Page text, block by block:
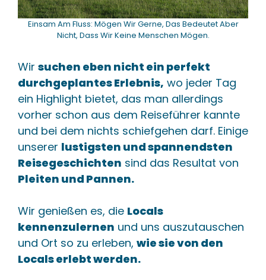
Einsam Am Fluss: Mögen Wir Gerne, Das Bedeutet Aber
Nicht, Dass Wir Keine Menschen Mögen.
Wir suchen eben nicht ein perfekt
durchgeplantes Erlebnis, wo jeder Tag
ein Highlight bietet, das man allerdings
vorher schon aus dem Reiseführer kannte
und bei dem nichts schiefgehen darf. Einige
unserer lustigsten und spannendsten
Reisegeschichten sind das Resultat von
Pleiten und Pannen.
Wir genießen es, die Locals
kennenzulernen und uns auszutauschen
und Ort so zu erleben, wie sie von den
Locals erlebt werden.